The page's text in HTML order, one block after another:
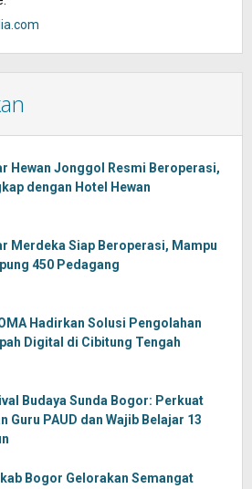
Hewan Jonggol Resmi Beroperasi,
dengan Hotel Hewan
Merdeka Siap Beroperasi, Mampu
450 Pedagang
Hadirkan Solusi Pengolahan
Digital di Cibitung Tengah
Budaya Sunda Bogor: Perkuat
Guru PAUD dan Wajib Belajar 13
Bogor Gelorakan Semangat